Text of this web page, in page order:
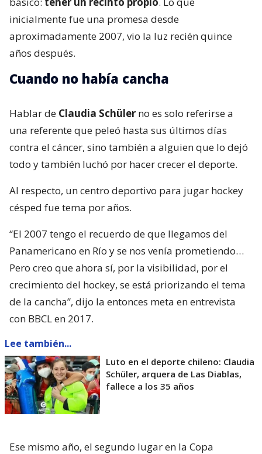
inicialmente fue una promesa desde
aproximadamente 2007, vio la luz recién quince
años después.
Cuando no había cancha
Hablar de Claudia Schüler no es solo referirse a
una referente que peleó hasta sus últimos días
contra el cáncer, sino también a alguien que lo dejó
todo y también luchó por hacer crecer el deporte.
Al respecto, un centro deportivo para jugar hockey
césped fue tema por años.
“El 2007 tengo el recuerdo de que llegamos del
Panamericano en Río y se nos venía prometiendo…
Pero creo que ahora sí, por la visibilidad, por el
crecimiento del hockey, se está priorizando el tema
de la cancha”, dijo la entonces meta en entrevista
con BBCL en 2017.
Lee también...
Luto en el deporte chileno: Claudia
Schüler, arquera de Las Diablas,
fallece a los 35 años
Ese mismo año, el segundo lugar en la Copa